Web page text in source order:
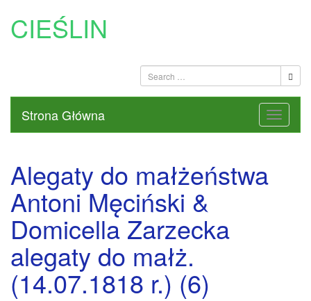
CIEŚLIN
Strona Główna
Alegaty do małżeństwa
Antoni Męciński &
Domicella Zarzecka
alegaty do małż.
(14.07.1818 r.) (6)